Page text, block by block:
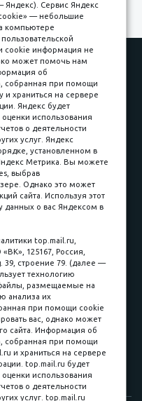
Оплата
Гарантии
Контакты
стр. 16
30
09
68
50
10
Яндекс). Сервис Яндекс
— небольшие
компьютере
cookie информация не
может помочь нам
об
собранная при помощи
и храниться на сервере
Яндекс будет
использования
о деятельности
услуг. Яндекс
установленном в
Метрика. Вы можете
выбрав
Однако это может
сайта. Используя этот
данных о вас Яндексом в
top.mail.ru,
125167, Россия,
39, строение 79. (далее —
технологию
размещаемые на
анализа их
при помощи cookie
вас, однако может
сайта. Информация об
собранная при помощи
и храниться на сервере
top.mail.ru будет
использования
о деятельности
услуг. top.mail.ru